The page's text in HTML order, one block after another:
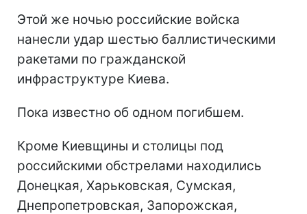
Этой же ночью российские войска
нанесли удар шестью баллистическими
ракетами по гражданской
инфраструктуре Киева.
Пока известно об одном погибшем.
Кроме Киевщины и столицы под
российскими обстрелами находились
Донецкая, Харьковская, Сумская,
Днепропетровская, Запорожская,